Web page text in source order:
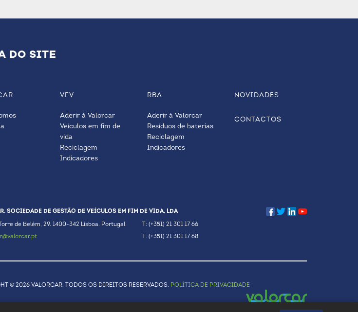
DO SITE
VFV
Aderir à Valorcar
Veículos em fim de
vida
Reciclagem
Indicadores
RBA
Aderir à Valorcar
Resíduos de baterias
Reciclagem
Indicadores
NOVIDADES
CONTACTOS
SOCIEDADE DE GESTÃO DE VEÍCULOS EM FIM DE VIDA, LDA
de Belém, 29. 1400-342 Lisboa. Portugal T: (+351) 21 301 17 66
T: (+351) 21 301 17 68
© 2026 VALORCAR, TODOS OS DIREITOS RESERVADOS. POLÍTICA DE PRIVACIDADE